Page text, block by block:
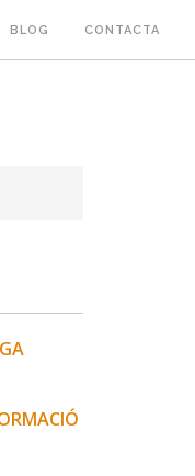
BLOG CONTACTA